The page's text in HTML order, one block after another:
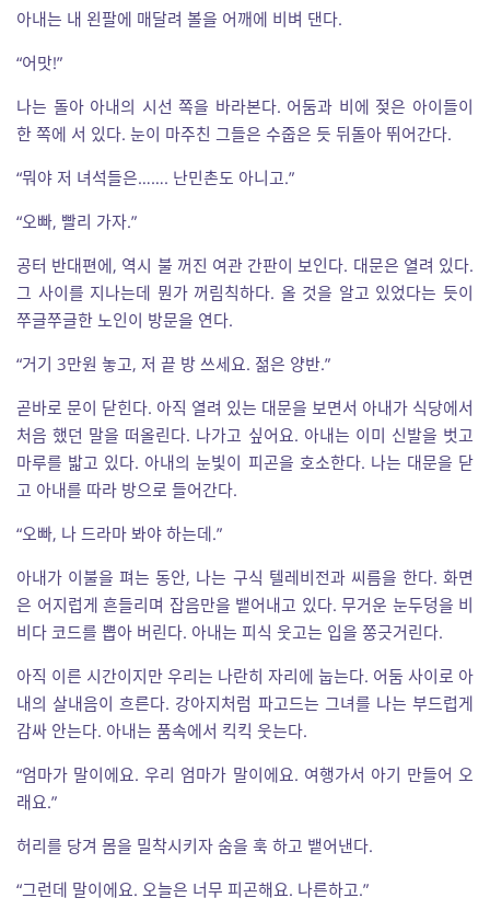
아내는 내 왼팔에 매달려 볼을 어깨에 비벼 댄다.
“어맛!”
나는 돌아 아내의 시선 쪽을 바라본다. 어둠과 비에 젖은 아이들이
한 쪽에 서 있다. 눈이 마주친 그들은 수줍은 듯 뒤돌아 뛰어간다.
“뭐야 저 녀석들은……. 난민촌도 아니고.”
“오빠, 빨리 가자.”
공터 반대편에, 역시 불 꺼진 여관 간판이 보인다. 대문은 열려 있다.
그 사이를 지나는데 뭔가 꺼림칙하다. 올 것을 알고 있었다는 듯이
쭈글쭈글한 노인이 방문을 연다.
“거기 3만원 놓고, 저 끝 방 쓰세요. 젊은 양반.”
곧바로 문이 닫힌다. 아직 열려 있는 대문을 보면서 아내가 식당에서
처음 했던 말을 떠올린다. 나가고 싶어요. 아내는 이미 신발을 벗고
마루를 밟고 있다. 아내의 눈빛이 피곤을 호소한다. 나는 대문을 닫
고 아내를 따라 방으로 들어간다.
“오빠, 나 드라마 봐야 하는데.”
아내가 이불을 펴는 동안, 나는 구식 텔레비전과 씨름을 한다. 화면
은 어지럽게 흔들리며 잡음만을 뱉어내고 있다. 무거운 눈두덩을 비
비다 코드를 뽑아 버린다. 아내는 피식 웃고는 입을 쫑긋거린다.
아직 이른 시간이지만 우리는 나란히 자리에 눕는다. 어둠 사이로 아
내의 살내음이 흐른다. 강아지처럼 파고드는 그녀를 나는 부드럽게
감싸 안는다. 아내는 품속에서 킥킥 웃는다.
“엄마가 말이에요. 우리 엄마가 말이에요. 여행가서 아기 만들어 오
래요.”
허리를 당겨 몸을 밀착시키자 숨을 훅 하고 뱉어낸다.
“그런데 말이에요. 오늘은 너무 피곤해요. 나른하고.”